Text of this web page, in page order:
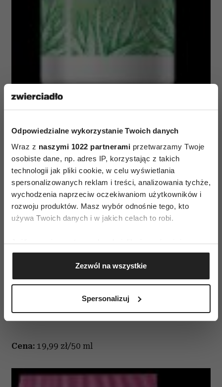
Odpowiedzialne wykorzystanie Twoich danych
Wraz z naszymi 1022 partnerami przetwarzamy Twoje
osobiste dane, np. adres IP, korzystając z takich
technologii jak pliki cookie, w celu wyświetlania
spersonalizowanych reklam i treści, analizowania tychże,
wychodzenia naprzeciw oczekiwaniom użytkowników i
rozwoju produktów. Masz wybór odnośnie tego, kto
używa Twoich danych i w jakich celach to robi.
Jeśli wyrazisz na to zgodę, chcielibyśmy również:
Gromadzić dane dotyczące Twojej lokalizacji
geograficznej z dokładnością nawet do kilku metrów
Identyfikować Twoje urządzenie, aktywnie
(fingerprinting, czyli wirtualny odcisk palca)
sekcji szczegółów
. W Deklaracji plików cookie możesz
zmienić lub wycofać swoją zgodę w dowolnej chwili.
Wykorzystujemy pliki cookie do spersonalizowania treści
Zezwól na wszystkie
Spersonalizuj
AA Wings of Color Matt FixerMatująca mgiełka
utrwalająca makijaż Bezalkoholowa, utrwalająca
mgiełka zapewni długotrwały efekt matowej
skóry. Dzięki 90% aloesu mgiełka doskonale
błyszczeniu. Wzbogacona w ekstrakt z cytryny
pomaga rozjaśniać przebarwienia.
Cena: 19,99 zł/50 ml